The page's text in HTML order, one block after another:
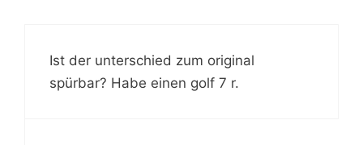
Ist der unterschied zum original
spürbar? Habe einen golf 7 r.